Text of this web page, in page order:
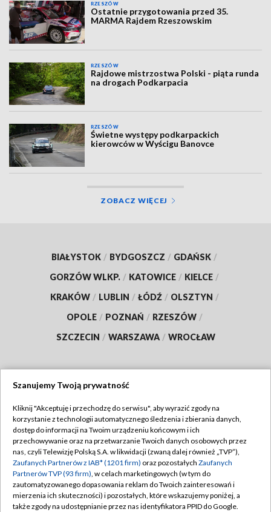
RZESZÓW
Ostatnie przygotowania przed 35.
MARMA Rajdem Rzeszowskim
RZESZÓW
Rajdowe mistrzostwa Polski - piąta runda
na drogach Podkarpacia
RZESZÓW
Świetne występy podkarpackich
kierowców w Wyścigu Banovce
ZOBACZ WIĘCEJ
BIAŁYSTOK / BYDGOSZCZ / GDAŃSK /
GORZÓW WLKP. / KATOWICE / KIELCE /
KRAKÓW / LUBLIN / ŁÓDŹ / OLSZTYN /
OPOLE / POZNAŃ / RZESZÓW /
SZCZECIN / WARSZAWA / WROCŁAW
TVP
Abonament TVP
Emisja w TVP
Centrum informacji TVP
Naziemna Telewizja Cyfrowa
Regulamin TVP
Polityka prywatności
Moje zgody
Pomoc
Szanujemy Twoją prywatność
Kliknij "Akceptuję i przechodzę do serwisu", aby wyrazić zgody na
korzystanie z technologii automatycznego śledzenia i zbierania danych,
dostęp do informacji na Twoim urządzeniu końcowym i ich
przechowywanie oraz na przetwarzanie Twoich danych osobowych przez
nas, czyli Telewizję Polską S.A. w likwidacji (zwaną dalej również „TVP”),
Zaufanych Partnerów z IAB* (1201 firm) oraz pozostałych Zaufanych
Partnerów TVP (93 firm), w celach marketingowych (w tym do
zautomatyzowanego dopasowania reklam do Twoich zainteresowań i
mierzenia ich skuteczności) i pozostałych, które wskazujemy poniżej, a
także zgody na udostępnianie przez nas identyfikatora PPID do Google.